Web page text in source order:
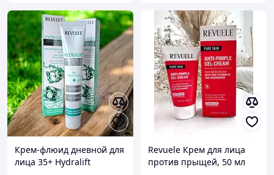
Крем-флюид дневной для
лица 35+ Hydralift
Revuele Крем для лица
против прыщей, 50 мл